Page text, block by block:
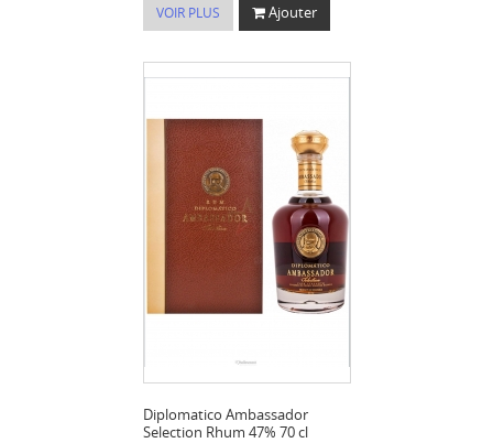
VOIR PLUS Ajouter
Diplomatico Ambassador
Selection Rhum 47% 70 cl